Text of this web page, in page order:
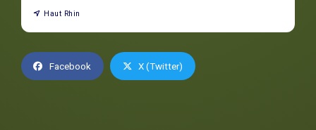
Haut Rhin
Facebook X (Twitter)